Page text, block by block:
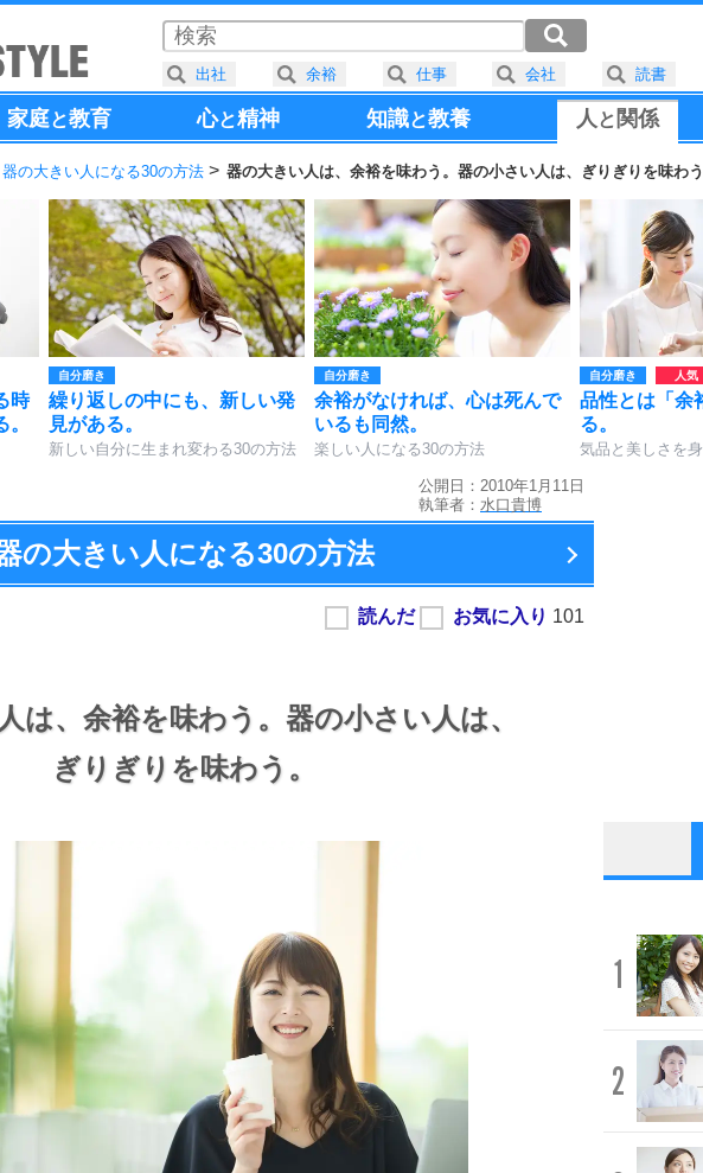
家庭と教育 心と精神 知識と教養 人と 関係
器の大きい人になる30の方法 器の大きい人は、余裕を味わう。器の小さい人は、ぎりぎりを味わう
時
自分磨き
繰り返しの中にも、新しい発
見がある。
新しい自分に生まれ変わる30の方法
自分磨き
余裕がなければ、心は死んで
いるも同然。
楽しい人になる30の方法
自分磨き
品性とは「余
る。
気品と美しさを
公開日：2010年1月11日
執筆者： 水口貴博
の大きい人になる30の方法
は、 余裕を味わう。 器の小さい人は、
ぎりぎりを味わう。
1
2
出社 余裕 仕事 会社 読書